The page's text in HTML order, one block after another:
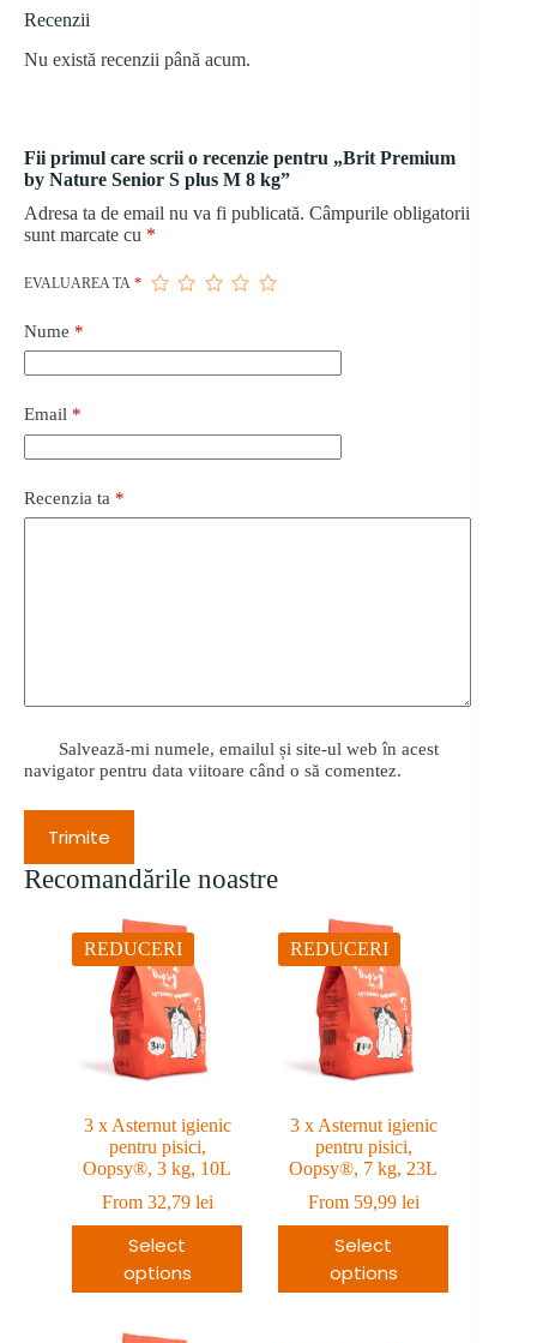
Recenzii
Nu există recenzii până acum.
Fii primul care scrii o recenzie pentru „Brit Premium
by Nature Senior S plus M 8 kg”
Adresa ta de email nu va fi publicată. Câmpurile obligatorii
sunt marcate cu *
EVALUAREA TA *
Nume *
Email *
Recenzia ta *
Salvează-mi numele, emailul și site-ul web în acest
navigator pentru data viitoare când o să comentez.
Trimite
Recomandările noastre
REDUCERI
3 x Asternut igienic
pentru pisici,
Oopsy®, 3 kg, 10L
From 32,79 lei
Select
options
REDUCERI
3 x Asternut igienic
pentru pisici,
Oopsy®, 7 kg, 23L
From 59,99 lei
Select
options